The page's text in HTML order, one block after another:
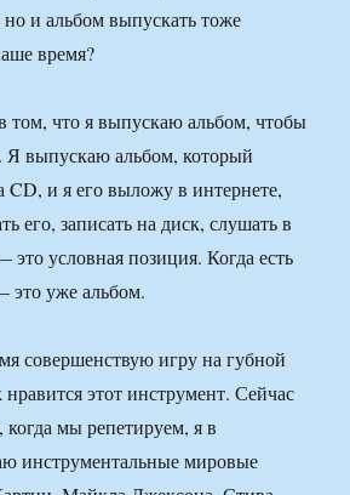
и альбом выпускать тоже
время?
что я выпускаю альбом, чтобы
Я выпускаю альбом, который
CD, и я его выложу в интернете,
его, записать на диск, слушать в
условная позиция. Когда есть
это уже альбом.
совершенствую игру на губной
этот инструмент. Сейчас
когда мы репетируем, я в
инструментальные мировые